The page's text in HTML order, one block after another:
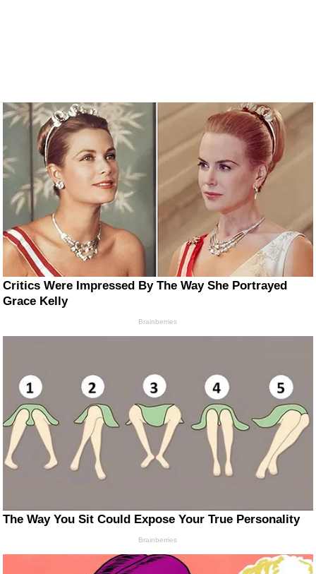
Critics Were Impressed By The Way She Portrayed
Grace Kelly
Brainberries
The Way You Sit Could Expose Your True Personality
Brainberries